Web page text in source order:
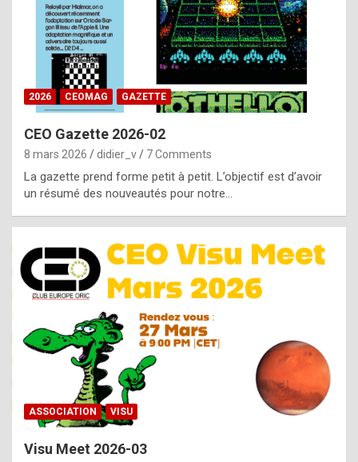
y
b
e
b
y
g
e
n
u
i
n
e
R
o
2026 CEOMAG GAZETTE
CEO Gazette 2026-02
8 mars 2026 didier_v 7 Comments
La gazette prend forme petit à petit. L’objectif est d’avoir
un résumé des nouveautés pour notre…
ASSOCIATION VISU
Visu Meet 2026-03